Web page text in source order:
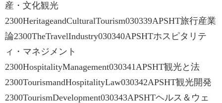
産・文化観光
2300HeritageandCulturalTourism030339APSHT旅行産業
論2300TheTravelIndustry030340APSHTホスピタリテ
ィ・マネジメント
2300HospitalityManagement030341APSHT観光と法
2300TourismandHospitalityLaw030342APSHT観光開発
2300TourismDevelopment030343APSHTヘルス＆ウェ